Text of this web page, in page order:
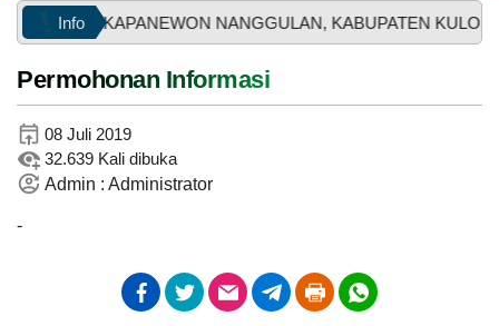
Info
KAPANEWON NANGGULAN, KABUPATEN KULON
Permohonan Informasi
08 Juli 2019
32.639 Kali dibuka
Admin : Administrator
-
29
2026
57
Kali
WhatsApp